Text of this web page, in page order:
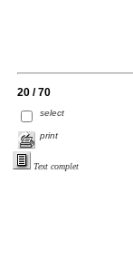
20 / 70
select
print
Text complet